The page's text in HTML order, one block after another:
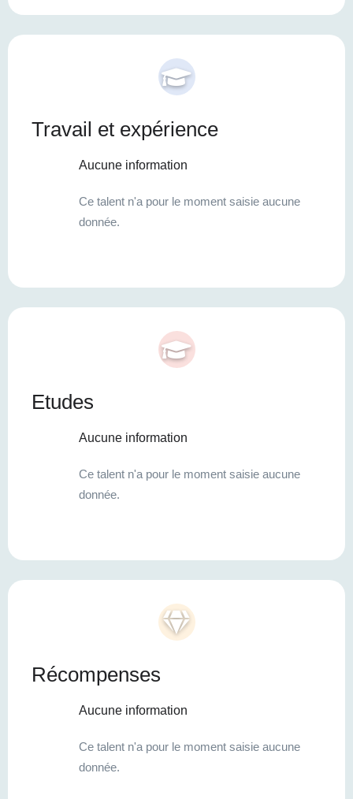
Travail et expérience
Aucune information
Ce talent n'a pour le moment saisie aucune
donnée.
Etudes
Aucune information
Ce talent n'a pour le moment saisie aucune
donnée.
Récompenses
Aucune information
Ce talent n'a pour le moment saisie aucune
donnée.